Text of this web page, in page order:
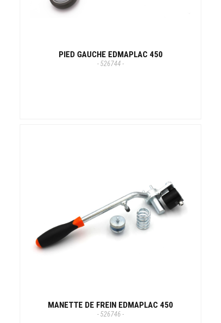
PIED GAUCHE EDMAPLAC 450
- 526744 -
MANETTE DE FREIN EDMAPLAC 450
- 526746 -